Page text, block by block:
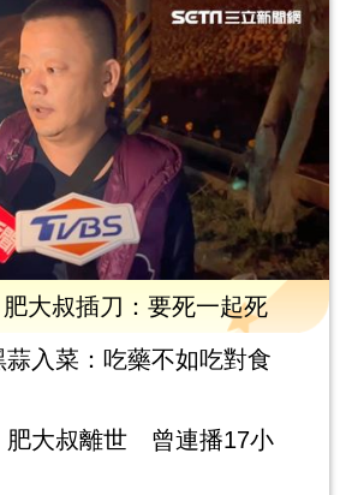
大叔插刀：要死一起死
入菜：吃藥不如吃對食
肥大叔離世 曾連播17小